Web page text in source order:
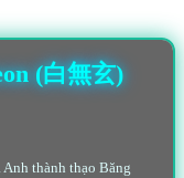
(白無玄)
thành thạo Băng